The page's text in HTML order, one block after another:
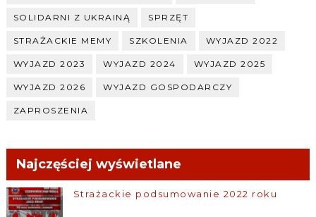
SOLIDARNI Z UKRAINĄ SPRZĘT
STRAŻACKIE MEMY SZKOLENIA WYJAZD 2022
WYJAZD 2023 WYJAZD 2024 WYJAZD 2025
WYJAZD 2026 WYJAZD GOSPODARCZY
ZAPROSZENIA
Najczęściej wyświetlane
Strażackie podsumowanie 2022 roku